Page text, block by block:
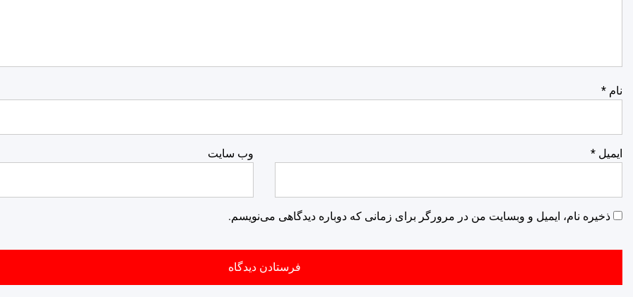
نام *
ایمیل * وب‌ سایت
ذخیره نام، ایمیل و وبسایت من در مرورگر برای زمانی که دوباره دیدگاهی می‌نویسم.